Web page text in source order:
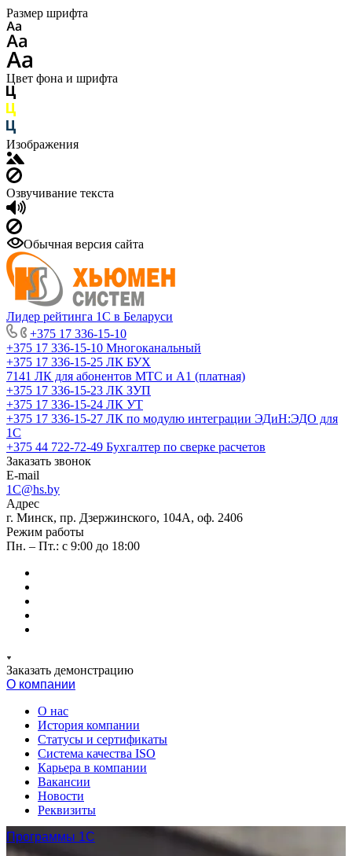
Размер шрифта
Цвет фона и шрифта
Изображения
Озвучивание текста
Обычная версия сайта
Лидер рейтинга 1С в Беларуси
+375 17 336-15-10
+375 17 336-15-10 Многоканальный
+375 17 336-15-25 ЛК БУХ
7141 ЛК для абонентов МТС и А1 (платная)
+375 17 336-15-23 ЛК ЗУП
+375 17 336-15-24 ЛК УТ
+375 17 336-15-27 ЛК по модулю интеграции ЭДиН:ЭДО для
1С
+375 44 722-72-49 Бухгалтер по сверке расчетов
Заказать звонок
E-mail
1C@hs.by
Адрес
г. Минск, пр. Дзержинского, 104А, оф. 2406
Режим работы
Пн. – Пт.: с 9:00 до 18:00
Заказать демонстрацию
О компании
О нас
История компании
Статусы и сертификаты
Система качества ISO
Карьера в компании
Вакансии
Новости
Реквизиты
Программы 1С